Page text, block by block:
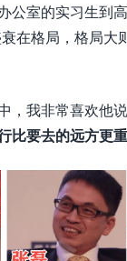
公室的实习生到
在格局，格局大
，我非常喜欢他
比要去的远方更重